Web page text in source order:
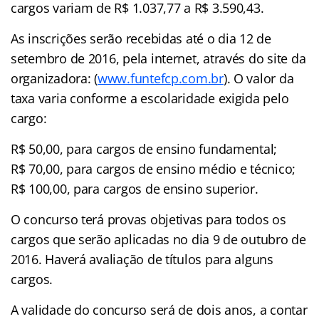
cargos variam de R$ 1.037,77 a R$ 3.590,43.
As inscrições serão recebidas até o dia 12 de
setembro de 2016, pela internet, através do site da
organizadora: (www.funtefcp.com.br). O valor da
taxa varia conforme a escolaridade exigida pelo
cargo:
R$ 50,00, para cargos de ensino fundamental;
R$ 70,00, para cargos de ensino médio e técnico;
R$ 100,00, para cargos de ensino superior.
O concurso terá provas objetivas para todos os
cargos que serão aplicadas no dia 9 de outubro de
2016. Haverá avaliação de títulos para alguns
cargos.
A validade do concurso será de dois anos, a contar